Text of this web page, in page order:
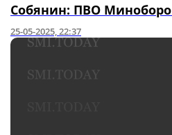
Собянин: ПВО
25-05-2025, 22:37